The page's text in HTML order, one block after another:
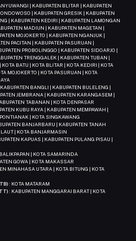
| KABUPATEN BLITAR | KABUPATEN
| KABUPATEN GRESIK | KABUPATEN
| KABUPATEN KEDIRI | KABUPATEN LAMONGAN
MADIUN | KABUPATEN MAGETAN |
MOJOKERTO | KABUPATEN NGANJUK |
PACITAN | KABUPATEN PASURUAN |
PROBOLINGGO | KABUPATEN SIDOARJO |
TRENGGALEK | KABUPATEN TUBAN |
BATU | KOTA BLITAR | KOTA KEDIRI | KOTA
MOJOKERTO | KOTA PASURUAN | KOTA
BANGLI | KABUPATEN BULELENG |
JEMBRANA | KABUPATEN KARANGASEM |
TABANAN | KOTA DENPASAR
KUBU RAYA | KABUPATEN MEMPAWAH |
| KOTA SINGKAWANG
BANJARBARU | KABUPATEN TANAH
| KOTA BANJARMASIN
KAPUAS | KABUPATEN PULANG PISAU |
| KOTA SAMARINDA
GOWA | KOTA MAKASSAR
MINAHASA UTARA | KOTA BITUNG | KOTA
: KOTA MATARAM
: KABUPATEN MANGGARAI BARAT | KOTA